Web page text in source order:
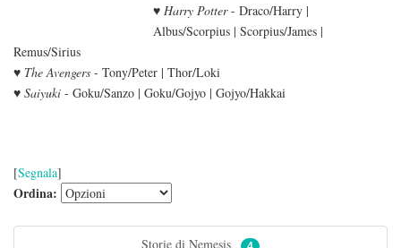
♥ Harry Potter- Draco/Harry |
Albus/Scorpius | Scorpius/James |
Remus/Sirius
♥ The Avengers - Tony/Peter | Thor/Loki
♥ Saiyuki - Goku/Sanzo | Goku/Gojyo | Gojyo/Hakkai
[Segnala]
Ordina:
Storie di Nemesis_